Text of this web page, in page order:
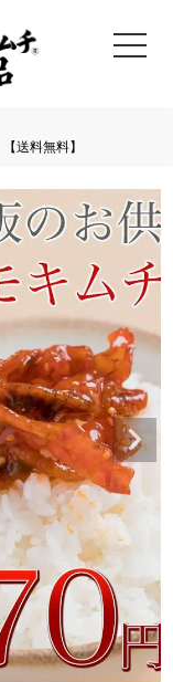
送料無料】